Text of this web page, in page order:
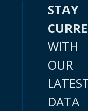
STAY
WITH
OUR
DATA